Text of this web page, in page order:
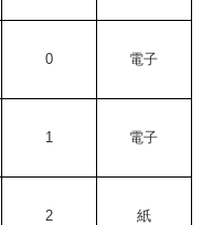
0 電子
1 電子
2 紙